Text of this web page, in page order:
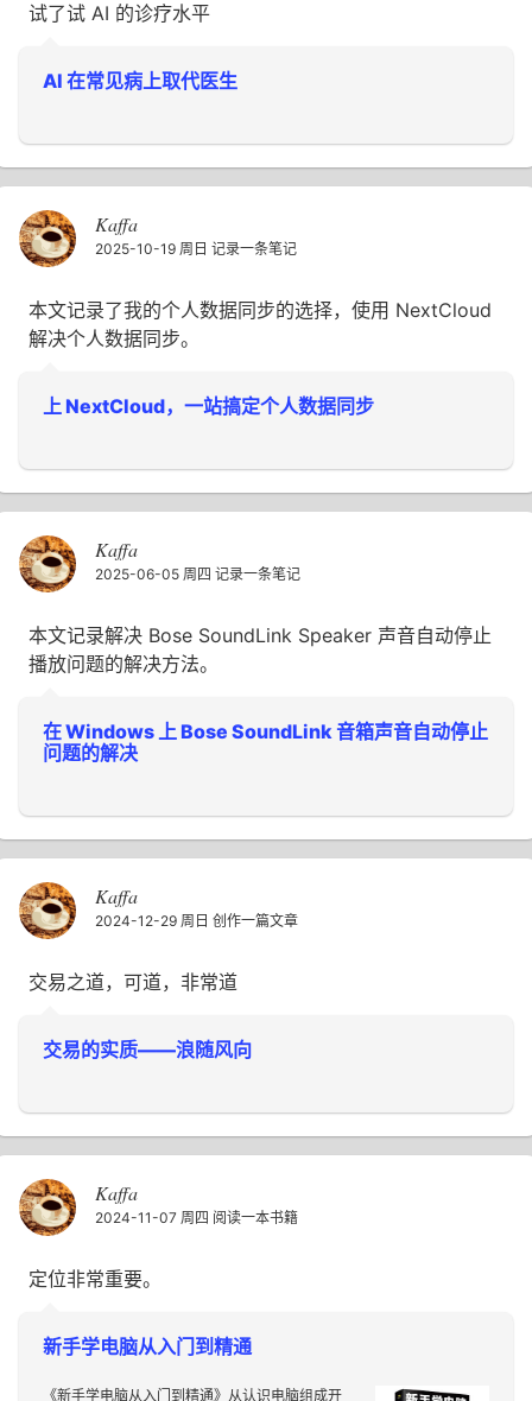
试了试 AI 的诊疗水平
AI 在常见病上取代医生
Kaffa
2025-10-19 周日 记录一条笔记
本文记录了我的个人数据同步的选择，使用 NextCloud
解决个人数据同步。
上 NextCloud，一站搞定个人数据同步
Kaffa
2025-06-05 周四 记录一条笔记
本文记录解决 Bose SoundLink Speaker 声音自动停止
播放问题的解决方法。
在 Windows 上 Bose SoundLink 音箱声音自动停止
问题的解决
Kaffa
2024-12-29 周日 创作一篇文章
交易之道，可道，非常道
交易的实质——浪随风向
Kaffa
2024-11-07 周四 阅读一本书籍
定位非常重要。
新手学电脑从入门到精通
《新手学电脑从入门到精通》从认识电脑组成开